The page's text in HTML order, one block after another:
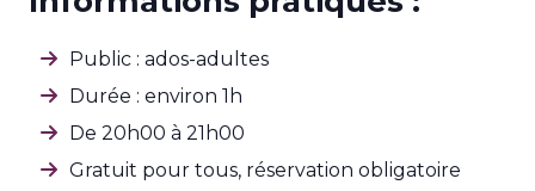
Public : ados-adultes
Durée : environ 1h
De 20h00 à 21h00
Gratuit pour tous, réservation obligatoire